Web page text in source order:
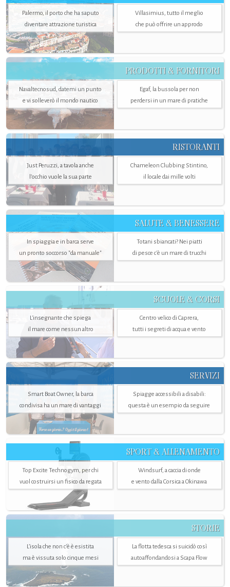
Palermo, il porto che ha saputo
diventare attrazione turistica
Villasimius, tutto il meglio
che può offrire un approdo
PRODOTTI & FORNITORI
Navaltecnosud, datemi un punto
e vi solleverò il mondo nautico
Egaf, la bussola per non
perdersi in un mare di pratiche
RISTORANTI
Just Peruzzi, a tavola anche
l’occhio vuole la sua parte
Chameleon Clubbing Stintino,
il locale dai mille volti
SALUTE & BENESSERE
In spiaggia e in barca serve
un pronto soccorso "da manuale"
Totani sbiancati? Nei piatti
di pesce c'è un mare di trucchi
SCUOLE & CORSI
L'insegnante che spiega
il mare come nessun altro
Centro velico di Caprera,
tutti i segreti di acqua e vento
SERVIZI
Smart Boat Owner, la barca
condivisa ha un mare di vantaggi
Spiagge accessibili a disabili:
questa è un esempio da seguire
SPORT & ALLENAMENTO
Top Excite Technogym, per chi
vuol costruirsi un fisico da regata
Windsurf, a caccia di onde
e vento dalla Corsica a Okinawa
STORIE
L’isola che non c'è è esistita
ma è vissuta solo cinque mesi
La flotta tedesca si suicidò così
autoaffondandosi a Scapa Flow